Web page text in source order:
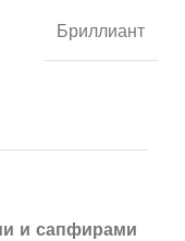
Бриллиант
и сапфирами